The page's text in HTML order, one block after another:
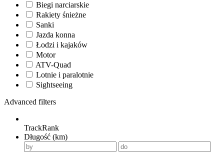
Biegi narciarskie
Rakiety śnieżne
Sanki
Jazda konna
Łodzi i kajaków
Motor
ATV-Quad
Lotnie i paralotnie
Sightseeing
Advanced filters
TrackRank
Długość (km)